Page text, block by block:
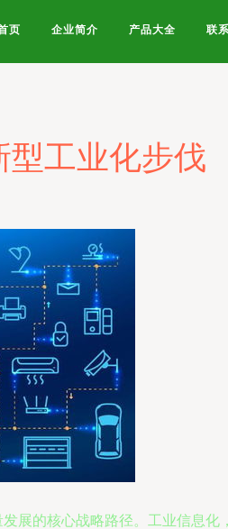
页 企业简介 产品大全 联
工业化步伐
展的核心战略路径。工业信息化